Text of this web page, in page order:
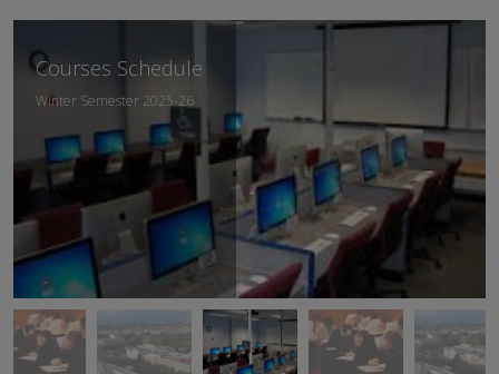
Courses Schedule
Winter Semester 2025-26